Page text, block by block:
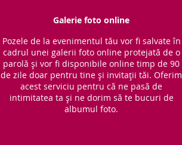
Galerie foto online
Pozele de la evenimentul tău vor fi salvate în
cadrul unei galerii foto online protejată de o
parolă și vor fi disponibile online timp de 90
de zile doar pentru tine și invitații tăi. Oferim
acest serviciu pentru că ne pasă de
intimitatea ta și ne dorim să te bucuri de
albumul foto.